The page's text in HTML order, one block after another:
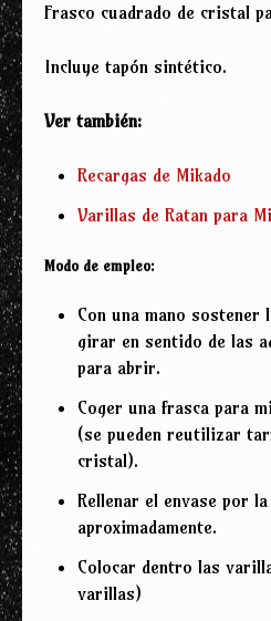
Frasco cuadrado de cristal
Incluye tapón sintético.
Ver también:
Recargas de Mikado
Varillas de Ratan para
Modo de empleo:
Con una mano sostener
girar en sentido de las
para abrir.
Coger una frasca para
(se pueden reutilizar
cristal).
Rellenar el envase por
aproximadamente.
Colocar dentro las
varillas)